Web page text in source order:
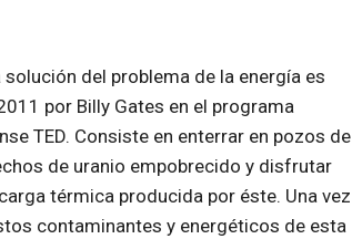
del problema de la energía es
por Billy Gates en el programa
TED. Consiste en enterrar en pozos de
de uranio empobrecido y disfrutar
térmica producida por éste. Una vez
contaminantes y energéticos de esta